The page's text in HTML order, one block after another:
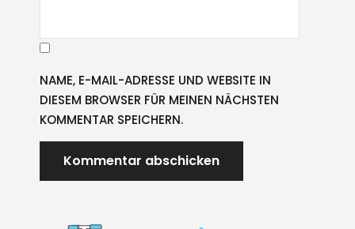
NAME, E-MAIL-ADRESSE UND WEBSITE IN
DIESEM BROWSER FÜR MEINEN NÄCHSTEN
KOMMENTAR SPEICHERN.